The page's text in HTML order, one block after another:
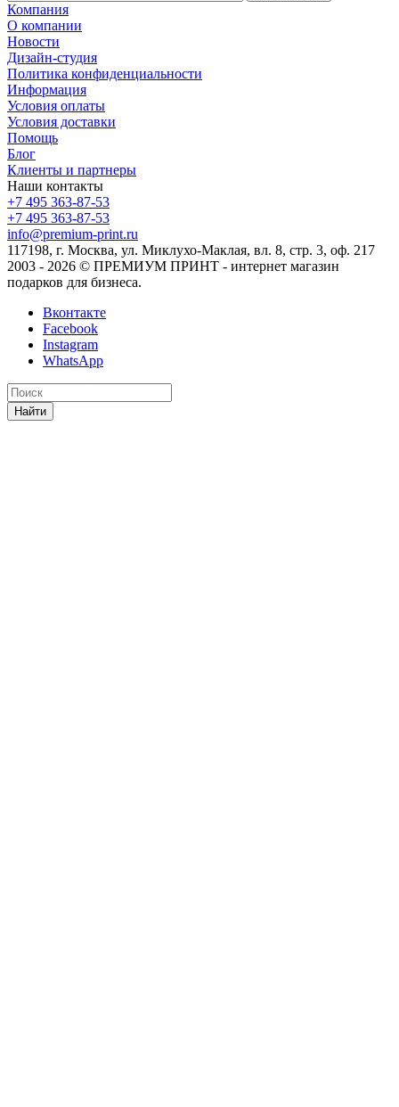
Компания
О компании
Новости
Дизайн-студия
Политика конфиденциальности
Информация
Условия оплаты
Условия доставки
Помощь
Блог
Клиенты и партнеры
Наши контакты
+7 495 363-87-53
+7 495 363-87-53
info@premium-print.ru
117198, г. Москва, ул. Миклухо-Маклая, вл. 8, стр. 3, оф. 217
2003 - 2026 © ПРЕМИУМ ПРИНТ - интернет магазин
подарков для бизнеса.
Вконтакте
Facebook
Instagram
WhatsApp
Найти